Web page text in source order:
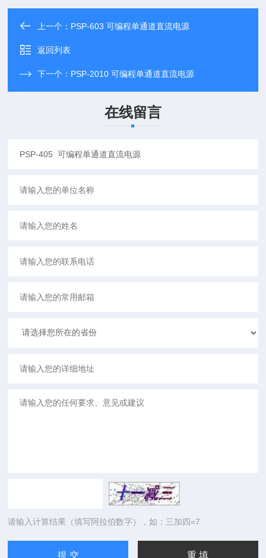
上一个： PSP-603 可编程单通道直流电源
返回列表
下一个： PSP-2010 可编程单通道直流电源
在线留言
请输入计算结果（填写阿拉伯数字），如：三加四=7